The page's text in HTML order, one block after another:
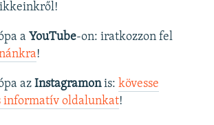
a YouTube-on: iratkozzon fel
!
az Instagramonis: kövesse
informatív oldalunkat! ​